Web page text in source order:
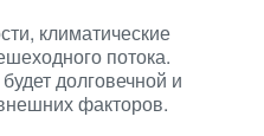
климатические
потока.
долговечной и
факторов.